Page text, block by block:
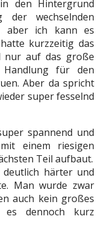
den Hintergrund
wechselnden
aber ich kann es
kurzzeitig das
nur auf das große
für den
Aber da spricht
super fesselnd
spannend und
einem riesigen
Teil aufbaut.
deutlich härter und
Man wurde zwar
auch kein großes
dennoch kurz